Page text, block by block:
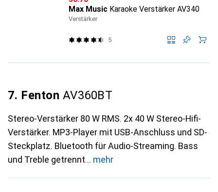
Max Music Karaoke Verstärker AV340
Verstärker
5
7. Fenton AV360BT
Stereo-Verstärker 80 W RMS. 2x 40 W Stereo-Hifi-
Verstärker. MP3-Player mit USB-Anschluss und SD-
Steckplatz. Bluetooth für Audio-Streaming. Bass
und Treble getrennt
mehr